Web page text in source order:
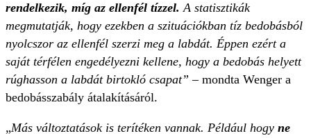
rendelkezik, míg az ellenfél tízzel.A statisztikák
megmutatják, hogy ezekben a szituációkban tíz bedobásból
nyolcszor az ellenfél szerzi meg a labdát. Éppen ezért a
saját térfélen engedélyezni kellene, hogy a bedobás helyett
rúghasson a labdát birtokló csapat” – mondta Wenger a
bedobásszabály átalakításáról.
„Más változtatások is terítéken vannak. Például hogy ne